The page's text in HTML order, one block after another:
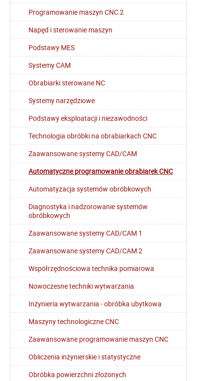
Programowanie maszyn CNC 2
Napęd i sterowanie maszyn
Podstawy MES
Systemy CAM
Obrabiarki sterowane NC
Systemy narzędziowe
Podstawy eksploatacji i niezawodności
Technologia obróbki na obrabiarkach CNC
Zaawansowane systemy CAD/CAM
Automatyczne programowanie obrabiarek CNC
Automatyzacja systemów obróbkowych
Diagnostyka i nadzorowanie systemów
obróbkowych
Zaawansowane systemy CAD/CAM 1
Zaawansowane systemy CAD/CAM 2
Współrzędnościowa technika pomiarowa
Nowoczesne techniki wytwarzania
Inżynieria wytwarzania - obróbka ubytkowa
Maszyny technologiczne CNC
Zaawansowane programowanie maszyn CNC
Obliczenia inżynierskie i statystyczne
Obróbka powierzchni złożonych